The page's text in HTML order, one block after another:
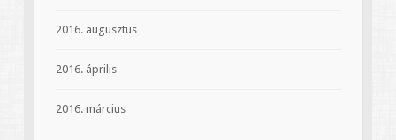
2016. augusztus
2016. április
2016. március